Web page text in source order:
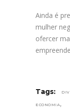
Ainda é
mulher
ofercer
Tags:
ECONOMIA ,